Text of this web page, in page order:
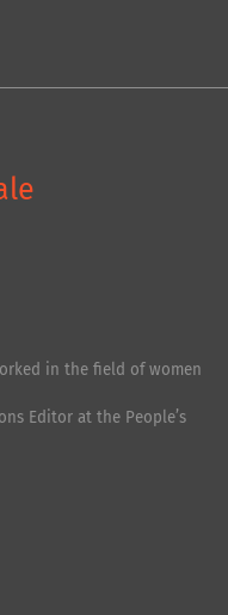
in the field of women
Editor at the People’s